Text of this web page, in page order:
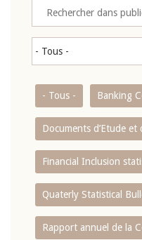
- Tous - Banking
Documents d’Etude et
Financial Inclusion
Quaterly Statistical
Rapport annuel de la